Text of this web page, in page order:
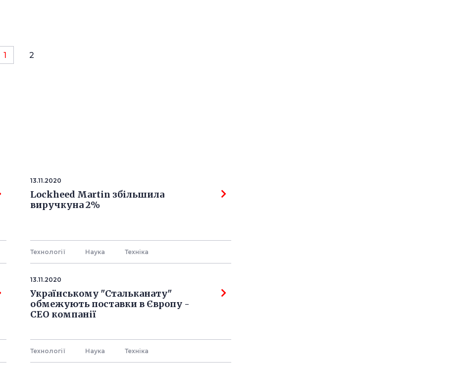
1 2
13.11.2020
Lockheed Martin збільшила
виручкуна 2%
Технології Наука Технiка
13.11.2020
Українському "Стальканату"
обмежують поставки в Європу -
СЕО компанії
Технології Наука Технiка